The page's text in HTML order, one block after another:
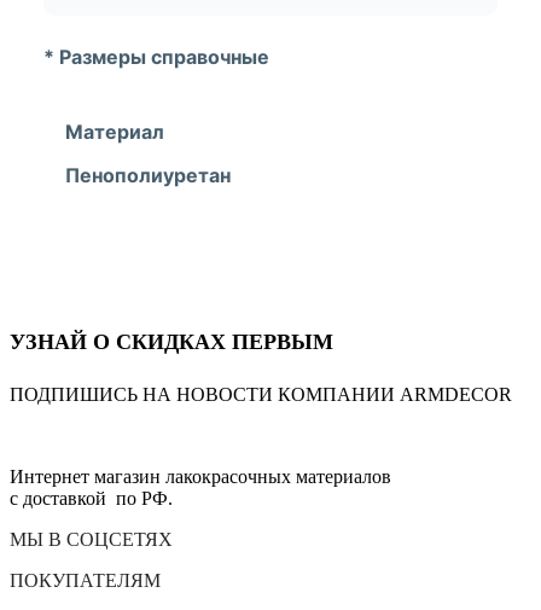
* Размеры справочные
Материал
Пенополиуретан
УЗНАЙ О СКИДКАХ ПЕРВЫМ
ПОДПИШИСЬ НА НОВОСТИ КОМПАНИИ ARMDECOR
Интернет магазин лакокрасочных материалов
с доставкой по РФ.
МЫ В СОЦСЕТЯХ
ПОКУПАТЕЛЯМ